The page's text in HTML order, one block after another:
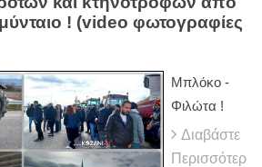
! (video φωτογραφίες
Mπλόκο -
Φιλώτα !
Διαβάστε
Περισσότερ